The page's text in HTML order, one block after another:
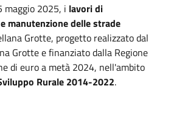
2025, i lavori di
manutenzione delle strade
Grotte, progetto realizzato dal
Grotte e finanziato dalla Regione
di euro a metà 2024, nell'ambito
Rurale 2014-2022.